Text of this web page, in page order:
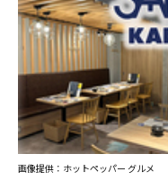
画像提供：ホットペッパー グルメ